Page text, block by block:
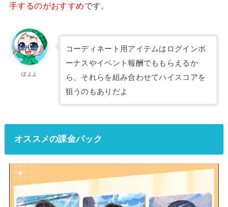
手するのがおすすめです。
ぽよよ
コーディネート用アイテムはログインボ
ーナスやイベント報酬でももらえるか
ら、それらを組み合わせてハイスコアを
狙うのもありだよ
オススメの課金パック